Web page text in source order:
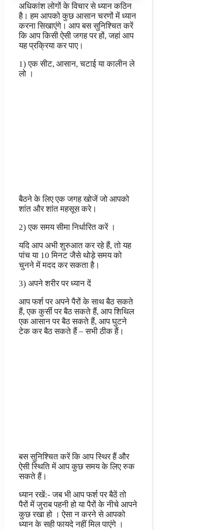
अधिकांश लोगों के विचार से ध्यान कठिन
है। हम आपको कुछ आसान चरणों में ध्यान
करना सिखाएंगे। आप बस सुनिश्चित करें
कि आप किसी ऐसी जगह पर हों, जहां आप
यह प्रक्रिया कर पाए।
1) एक सीट, आसान, चटाई या कालीन ले
लो ।
बैठने के लिए एक जगह खोजें जो आपको
शांत और शांत महसूस करे।
2) एक समय सीमा निर्धारित करें ।
यदि आप अभी शुरुआत कर रहे हैं, तो यह
पांच या 10 मिनट जैसे थोड़े समय को
चुनने में मदद कर सकता है।
3) अपने शरीर पर ध्यान दें
आप फर्श पर अपने पैरों के साथ बैठ सकते
हैं, एक कुर्सी पर बैठ सकते हैं, आप शिथिल
एक आसान पर बैठ सकते हैं, आप घुटने
टेक कर बैठ सकते हैं – सभी ठीक हैं।
बस सुनिश्चित करें कि आप स्थिर हैं और
ऐसी स्थिति में आप कुछ समय के लिए रुक
सकते हैं।
ध्यान रखें:- जब भी आप फर्श पर बैठें तो
पैरों में जुराब पहनी हो या पैरों के नीचे आपने
कुछ रखा हो । ऐसा न करने से आपको
ध्यान के सही फायदे नहीं मिल पाएंगे ।